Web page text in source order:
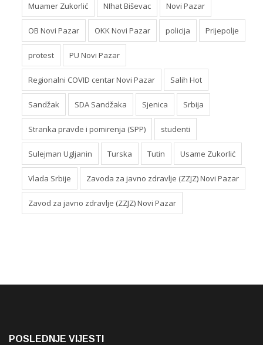
Muamer Zukorlić NIhat Biševac Novi Pazar
OB Novi Pazar OKK Novi Pazar policija Prijepolje
protest PU Novi Pazar
Regionalni COVID centar Novi Pazar Salih Hot
Sandžak SDA Sandžaka Sjenica Srbija
Stranka pravde i pomirenja (SPP) studenti
Sulejman Ugljanin Turska Tutin Usame Zukorlić
Vlada Srbije Zavoda za javno zdravlje (ZZJZ) Novi Pazar
Zavod za javno zdravlje (ZZJZ) Novi Pazar
POSLEDNJE VIJESTI